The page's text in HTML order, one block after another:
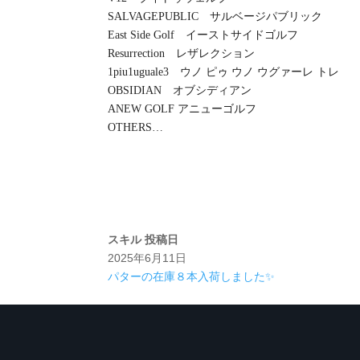
SALVAGEPUBLIC サルベージパブリック
East Side Golf イーストサイドゴルフ
Resurrection レザレクション
1piu1uguale3 ウノ ピゥ ウノ ウグァーレ トレ
OBSIDIAN オブシディアン
ANEW GOLF アニューゴルフ
OTHERS…
スキル 投稿日
2025年6月11日
パターの在庫８本入荷しました✨